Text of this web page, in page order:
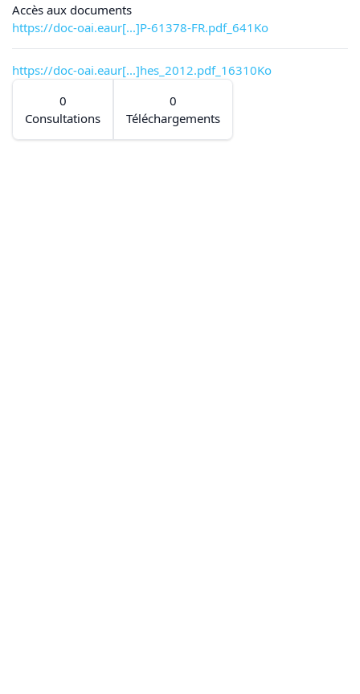
Accès aux documents
https://doc-oai.eaur[...]P-61378-FR.pdf_641Ko
https://doc-oai.eaur[...]hes_2012.pdf_16310Ko
0
Consultations
0
Téléchargements